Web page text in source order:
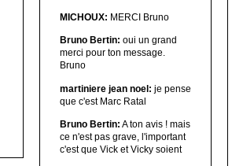
MICHOUX: MERCI Bruno
Bruno Bertin: oui un grand
merci pour ton message.
Bruno
martiniere jean noel: je pense
que c'est Marc Ratal
Bruno Bertin: A ton avis ! mais
ce n'est pas grave, l'important
c'est que Vick et Vicky soient